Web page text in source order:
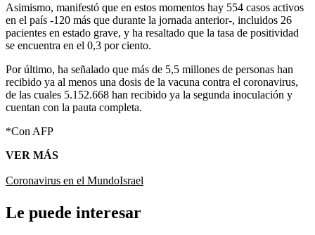
Asimismo, manifestó que en estos momentos hay 554 casos activos
en el país -120 más que durante la jornada anterior-, incluidos 26
pacientes en estado grave, y ha resaltado que la tasa de positividad
se encuentra en el 0,3 por ciento.
Por último, ha señalado que más de 5,5 millones de personas han
recibido ya al menos una dosis de la vacuna contra el coronavirus,
de las cuales 5.152.668 han recibido ya la segunda inoculación y
cuentan con la pauta completa.
*Con AFP
VER MÁS
Coronavirus en el MundoIsrael
Le puede interesar